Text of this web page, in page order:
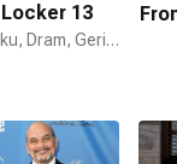
Locker 13
Korku, Dram, Gerilim